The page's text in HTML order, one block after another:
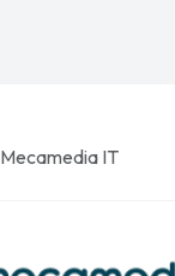
Mecamedia IT